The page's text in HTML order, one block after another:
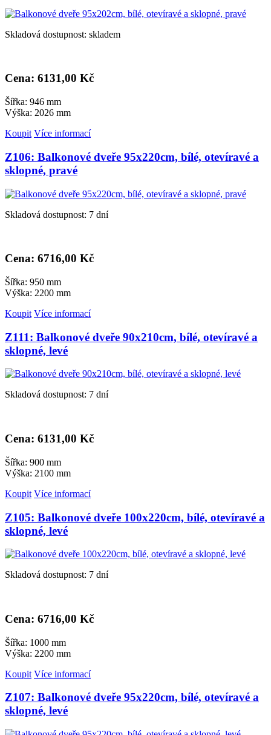
Skladová dostupnost: skladem
Cena: 6131,00 Kč
Šířka: 946 mm
Výška: 2026 mm
Koupit Více informací
Z106: Balkonové dveře 95x220cm, bílé, otevíravé a
sklopné, pravé
Skladová dostupnost: 7 dní
Cena: 6716,00 Kč
Šířka: 950 mm
Výška: 2200 mm
Koupit Více informací
Z111: Balkonové dveře 90x210cm, bílé, otevíravé a
sklopné, levé
Skladová dostupnost: 7 dní
Cena: 6131,00 Kč
Šířka: 900 mm
Výška: 2100 mm
Koupit Více informací
Z105: Balkonové dveře 100x220cm, bílé, otevíravé a
sklopné, levé
Skladová dostupnost: 7 dní
Cena: 6716,00 Kč
Šířka: 1000 mm
Výška: 2200 mm
Koupit Více informací
Z107: Balkonové dveře 95x220cm, bílé, otevíravé a
sklopné, levé